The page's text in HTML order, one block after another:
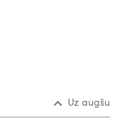
Uz augšu